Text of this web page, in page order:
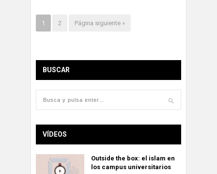
1 2 Página siguiente »
BUSCAR
VÍDEOS
Outside the box: el islam en
los campus universitarios